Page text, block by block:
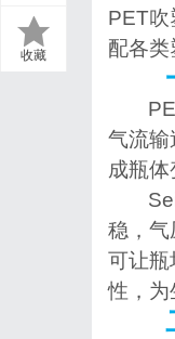
收藏
PET吹
配各类
气流输
成瓶
稳，气
可让瓶
性，为